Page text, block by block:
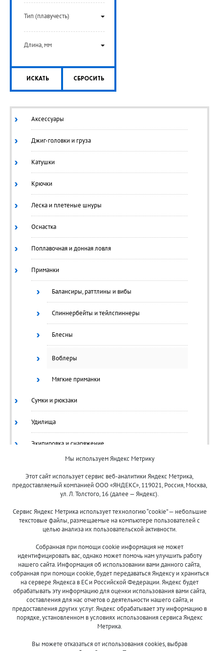
Тип (плавучесть)
Длина, мм
ИСКАТЬ СБРОСИТЬ
Аксессуары
Джиг-головки и груза
Катушки
Крючки
Леска и плетеные шнуры
Оснастка
Поплавочная и донная ловля
Приманки
Балансиры, раттлины и вибы
Спиннербейты и тейлспиннеры
Блесны
Воблеры
Мягкие приманки
Сумки и рюкзаки
Удилища
Экипировка и снаряжение
© 2013-2024 "Волжские приманки"
8 (800)
500-7844
Оплата и доставка
О компании
Акции и скидки
Новости
Контакты
Помощь
Мы используем Яндекс Метрику
Этот сайт использует сервис веб-аналитики Яндекс Метрика,
предоставляемый компанией ООО «ЯНДЕКС», 119021, Россия, Москва,
ул. Л. Толстого, 16 (далее — Яндекс).
Сервис Яндекс Метрика использует технологию “cookie” — небольшие
текстовые файлы, размещаемые на компьютере пользователей с
целью анализа их пользовательской активности.
Собранная при помощи cookie информация не может
идентифицировать вас, однако может помочь нам улучшить работу
нашего сайта. Информация об использовании вами данного сайта,
собранная при помощи cookie, будет передаваться Яндексу и храниться
на сервере Яндекса в ЕС и Российской Федерации. Яндекс будет
обрабатывать эту информацию для оценки использования вами сайта,
составления для нас отчетов о деятельности нашего сайта, и
предоставления других услуг. Яндекс обрабатывает эту информацию в
порядке, установленном в условиях использования сервиса Яндекс
Метрика.
Вы можете отказаться от использования cookies, выбрав